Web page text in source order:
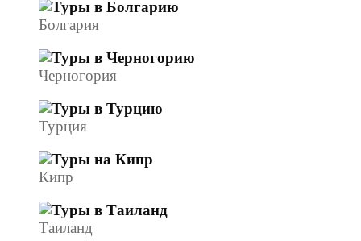
Болгария
Черногория
Турция
Кипр
Таиланд